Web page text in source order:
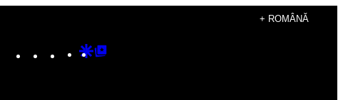
+ ROMÂNĂ
Instagram
TikTokYouTube
Google